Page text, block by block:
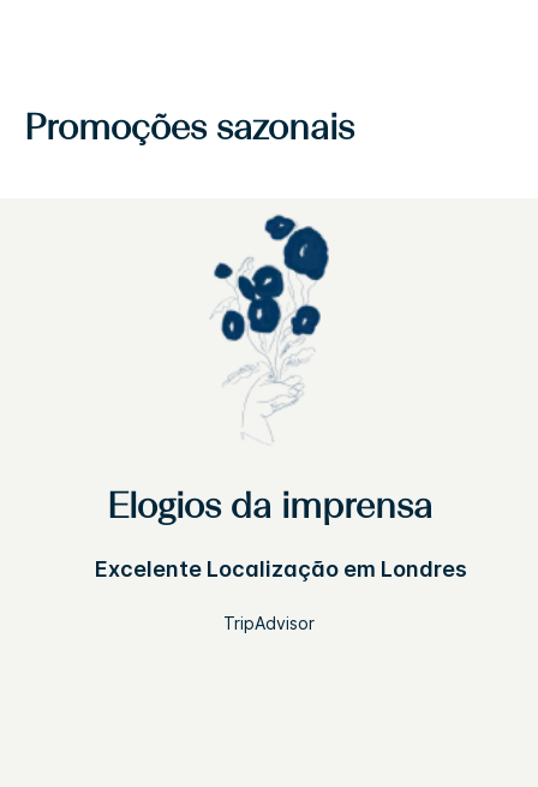
Promoções sazonais
Elogios da imprensa
Excelente Localização em Londres
TripAdvisor